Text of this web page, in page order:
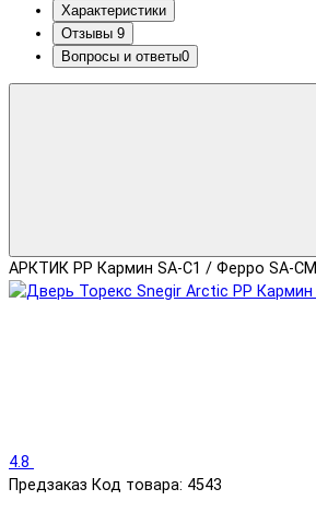
Характеристики
Отзывы 9
Вопросы и ответы0
АРКТИК PP Кармин SA-C1 / Ферро SA-CM
4.8
Предзаказ Код товара: 4543